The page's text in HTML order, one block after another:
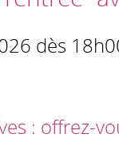
dès
: offrez-